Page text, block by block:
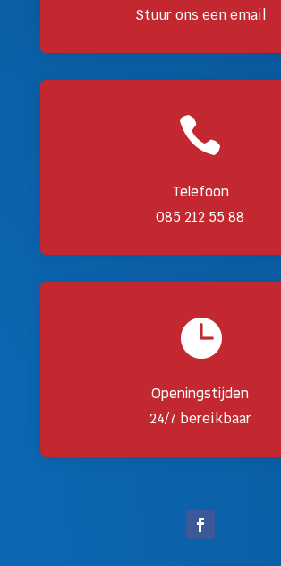
Stuur ons een email

Telefoon
085 212 55 88

Openingstijden
24/7 bereikbaar